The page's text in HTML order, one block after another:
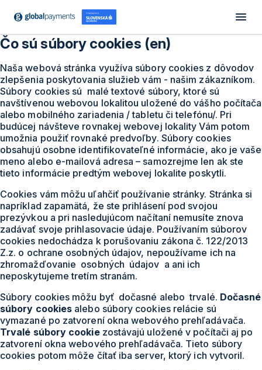
Čo sú súbory cookies (en)
Naša webová stránka využíva súbory cookies z dôvodov
zlepšenia poskytovania služieb vám - našim zákazníkom.
Súbory cookies sú malé textové súbory, ktoré sú
navštívenou webovou lokalitou uložené do vášho počítača
alebo mobilného zariadenia / tabletu či telefónu/. Pri
budúcej návšteve rovnakej webovej lokality Vám potom
umožnia použiť rovnaké predvoľby. Súbory cookies
obsahujú osobne identifikovateľné informácie, ako je vaše
meno alebo e-mailová adresa – samozrejme len ak ste
tieto informácie predtým webovej lokalite poskytli.
Cookies vám môžu uľahčiť používanie stránky. Stránka si
napríklad zapamätá, že ste prihlásení pod svojou
prezývkou a pri nasledujúcom načítaní nemusíte znova
zadávať svoje prihlasovacie údaje. Používaním súborov
cookies nedochádza k porušovaniu zákona č. 122/2013
Z.z. o ochrane osobných údajov, nepoužívame ich na
zhromažďovanie osobných údajov a ani ich
neposkytujeme tretím stranám.
Súbory cookies môžu byť dočasné alebo trvalé. Dočasné
súbory cookies alebo súbory cookies relácie sú
vymazané po zatvorení okna webového prehľadávača.
Trvalé súbory cookiezostávajú uložené v počítači aj po
zatvorení okna webového prehľadávača. Tieto súbory
cookies potom môže čítať iba server, ktorý ich vytvoril.